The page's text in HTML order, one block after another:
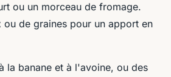
ou un morceau de fromage.
de graines pour un apport en
la banane et à l'avoine, ou des